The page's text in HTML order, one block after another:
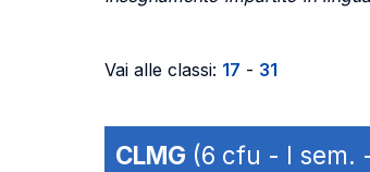
Vai alle classi: 17 - 31
CLMG (6 cfu - I sem.